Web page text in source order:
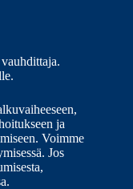
ja
Voimme
Jos